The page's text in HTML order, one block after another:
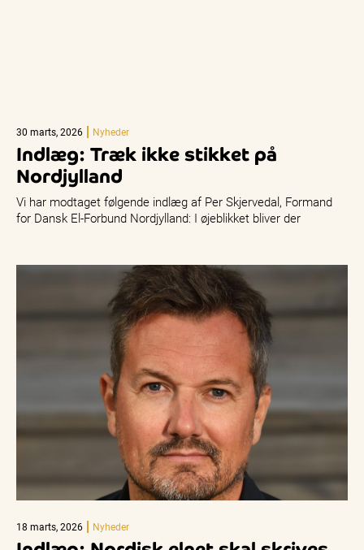
30 marts, 2026 Nyheder
Indlæg: Træk ikke stikket på
Nordjylland
Vi har modtaget følgende indlæg af Per Skjervedal, Formand
for Dansk El-Forbund Nordjylland: I øjeblikket bliver der
18 marts, 2026 Nyheder